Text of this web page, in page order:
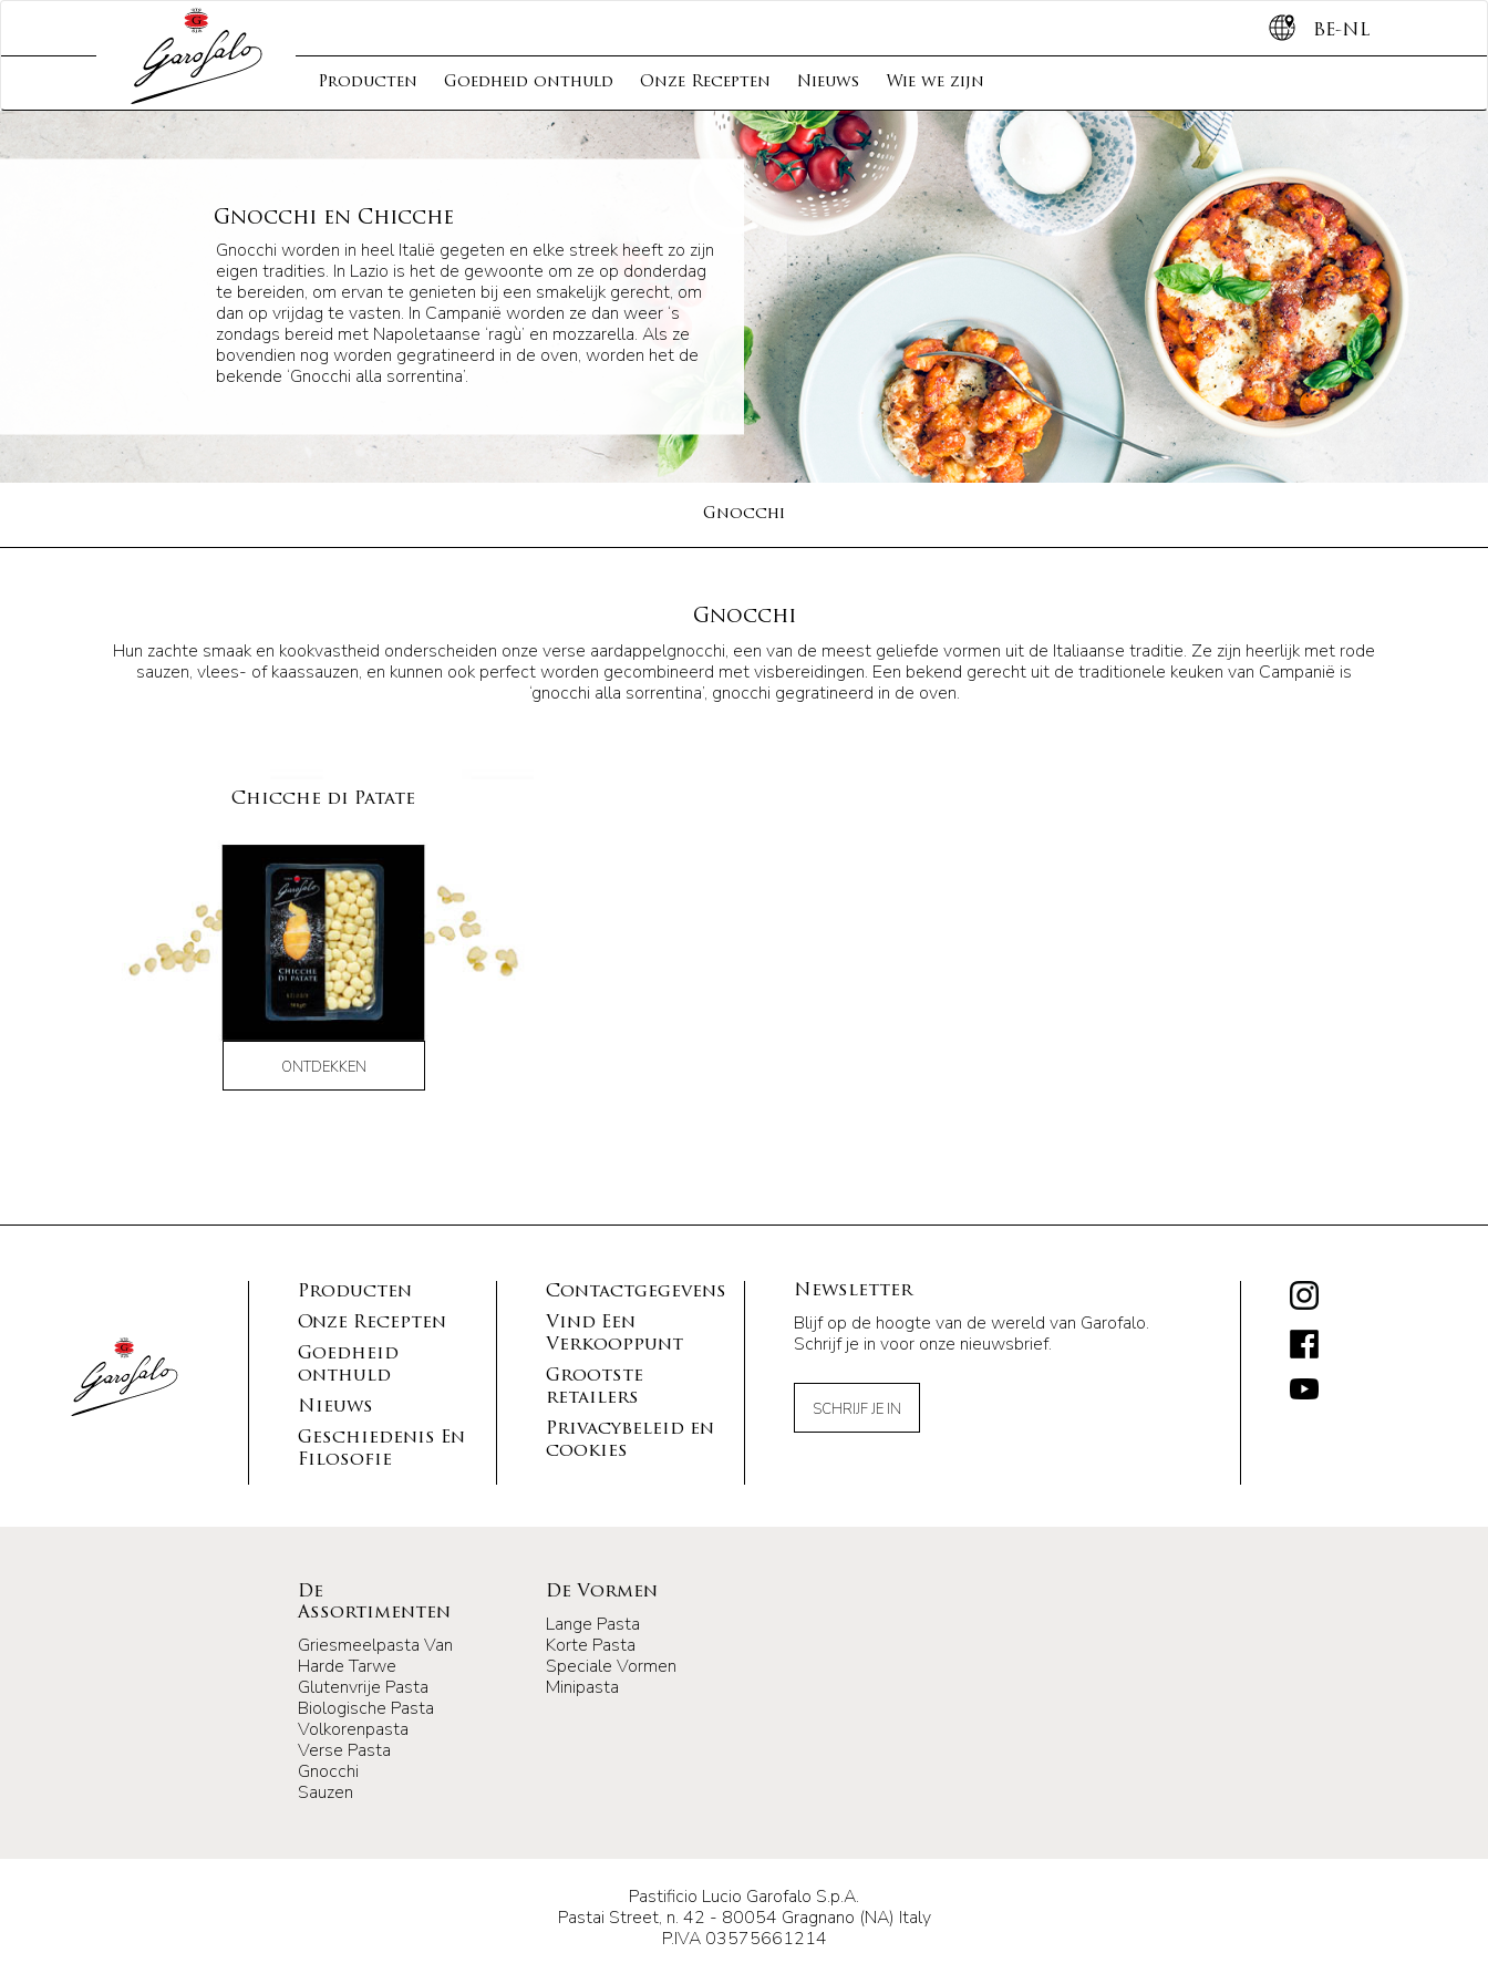
Producten Goedheid onthuld Onze Recepten Nieuws Wie we zijn
BE-NL
Gnocchi en Chicche
Gnocchi worden in heel Italië gegeten en elke streek heeft zo zijn
eigen tradities. In Lazio is het de gewoonte om ze op donderdag
te bereiden, om ervan te genieten bij een smakelijk gerecht, om
dan op vrijdag te vasten. In Campanië worden ze dan weer ‘s
zondags bereid met Napoletaanse ‘ragù’ en mozzarella. Als ze
bovendien nog worden gegratineerd in de oven, worden het de
bekende ‘Gnocchi alla sorrentina’.
Gnocchi
Gnocchi
Hun zachte smaak en kookvastheid onderscheiden onze verse aardappelgnocchi, een van de meest geliefde vormen uit de Italiaanse traditie. Ze zijn heerlijk met rode
sauzen, vlees- of kaassauzen, en kunnen ook perfect worden gecombineerd met visbereidingen. Een bekend gerecht uit de traditionele keuken van Campanië is
‘gnocchi alla sorrentina’, gnocchi gegratineerd in de oven.
Chicche di Patate
ONTDEKKEN
Producten
Onze Recepten
Goedheid
onthuld
Nieuws
Geschiedenis En
Filosofie
Contactgegevens
Vind Een
Verkooppunt
Grootste
retailers
Privacybeleid en
cookies
Newsletter
Blijf op de hoogte van de wereld van Garofalo.
Schrijf je in voor onze nieuwsbrief.
SCHRIJF JE IN
De
Assortimenten
Griesmeelpasta Van
Harde Tarwe
Glutenvrije Pasta
Biologische Pasta
Volkorenpasta
Verse Pasta
Gnocchi
Sauzen
De Vormen
Lange Pasta
Korte Pasta
Speciale Vormen
Minipasta
Pastificio Lucio Garofalo S.p.A.
Pastai Street, n. 42 - 80054 Gragnano (NA) Italy
P.IVA 03575661214